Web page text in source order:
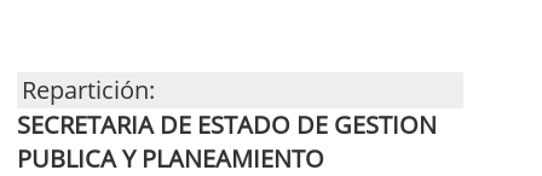
Repartición:
SECRETARIA DE ESTADO DE GESTION
PUBLICA Y PLANEAMIENTO